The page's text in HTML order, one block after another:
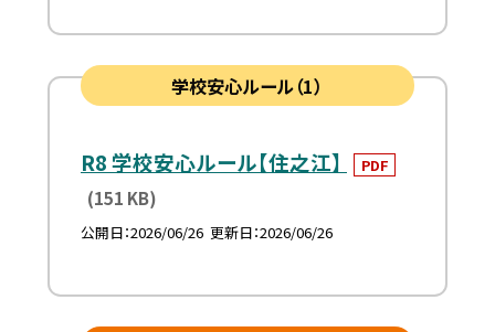
学校安心ルール（1）
R8 学校安心ルール【住之江】 PDF
(151 KB)
公開日 2026/06/26 更新日 2026/06/26